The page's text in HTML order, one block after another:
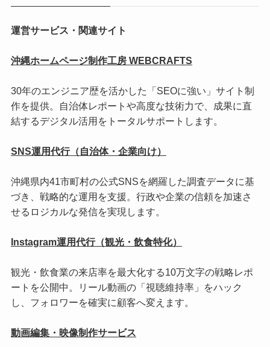
運営サービス・関連サイト
沖縄ホームページ制作工房 WEBCRAFTS
30年のエンジニア歴を活かした「SEOに強い」サイト制
作を提供。自治体レポートや高度な技術力で、成果に直
結するデジタル活用をトータルサポートします。
SNS運用代行（自治体・企業向け）
沖縄県内41市町村の公式SNSを網羅した調査データに基
づき、戦略的な運用を支援。行政や企業の信頼を加速さ
せるロジカルな発信を実現します。
Instagram運用代行（観光・飲食特化）
観光・飲食業の来店率を最大化する10万文字の戦略レポ
ートを公開中。リール動画の「視聴維持率」をハック
し、フォロワーを確実に顧客へ変えます。
動画編集・映像制作サービス